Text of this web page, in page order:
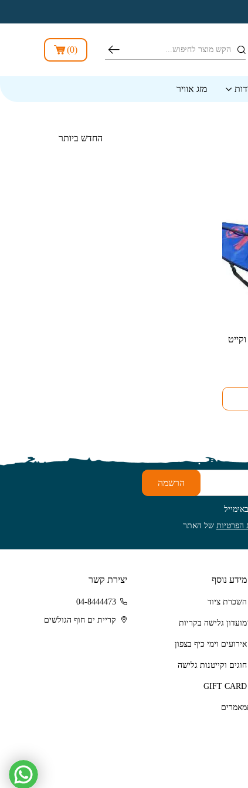
חיפוש (
0
)
מזג אוויר
הזמנה בחנות
הרשמה
הפרטיות של האתר
מידע נוסף
השכרת ציוד
מועדון גלישה בקריות
אירועים וימי כיף בצפון
חוגים וקייטנות גלישה
GIFT CARD
מאמרים
יצירת קשר
04-8444473
קריית ים חוף הגולשים